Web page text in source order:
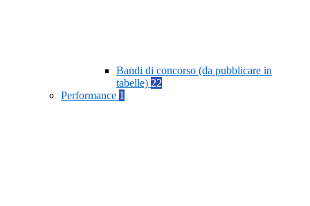
Bandi di concorso (da pubblicare in
tabelle) 22
Performance 1